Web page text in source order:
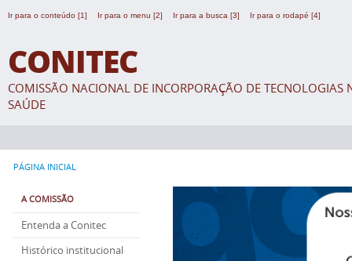
Ir para o conteúdo [1] Ir para o menu [2] Ir para a busca [3] Ir para o rodapé [4]
CONITEC
COMISSÃO NACIONAL DE INCORPORAÇÃO DE TECNOLOGIAS
SAÚDE
PÁGINA INICIAL
A COMISSÃO
Entenda a Conitec
Histórico institucional